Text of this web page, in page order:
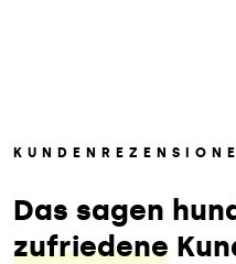
Das sagen
zufriedene